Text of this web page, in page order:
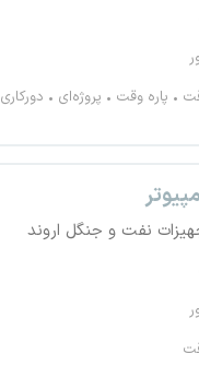
پاره وقت پروژه‌ای دورکاری
نفت و جنگل اروند